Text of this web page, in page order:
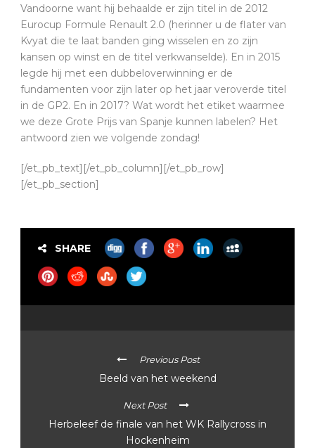
Vandoorne want hij behaalde er zijn titel in de 2012
Eurocup Formule Renault 2.0 (herinner u de flater van
Kvyat die te laat banden ging wisselen en zo zijn
kansen op winst en de titel verkwanselde). En in 2015
legde hij met een dubbeloverwinning er de
fundamenten voor zijn later op het jaar veroverde titel
in de GP2. En in 2017? Wat wordt het etiket waarmee
we deze Grote Prijs van Spanje kunnen labelen? Het
antwoord zien we volgende zondag!
[/et_pb_text][/et_pb_column][/et_pb_row]
[/et_pb_section]
SHARE
Previous Post
Beeld van het weekend
Next Post
Herbeleef de finale van het WK Rallycross in
Hockenheim